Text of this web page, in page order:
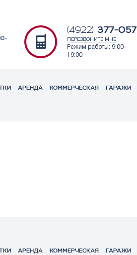
(4922) 377-057
ПЕРЕЗВОНИТЕ МНЕ
Режим работы: 9:00-
19:00
АРЕНДА КОММЕРЧЕСКАЯ ГАРАЖИ
АРЕНДА КОММЕРЧЕСКАЯ ГАРАЖИ